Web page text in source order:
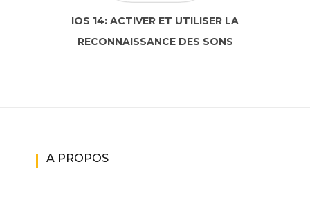
IOS 14: ACTIVER ET UTILISER LA
RECONNAISSANCE DES SONS
A PROPOS